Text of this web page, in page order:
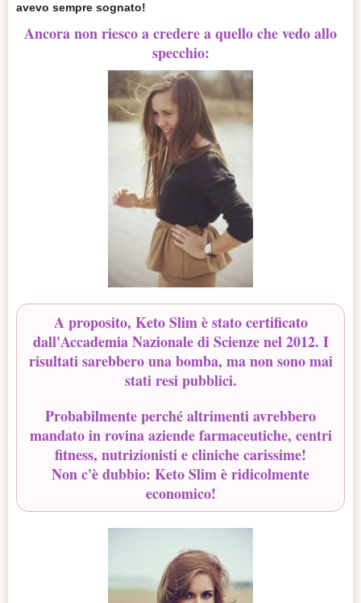
avevo sempre sognato!
Ancora non riesco a credere a quello che vedo allo
specchio:
A proposito, Keto Slim è stato certificato
dall'Accademia Nazionale di Scienze nel 2012. I
risultati sarebbero una bomba, ma non sono mai
stati resi pubblici.
Probabilmente perché altrimenti avrebbero
mandato in rovina aziende farmaceutiche, centri
fitness, nutrizionisti e cliniche carissime!
Non c'è dubbio: Keto Slim è ridicolmente
economico!